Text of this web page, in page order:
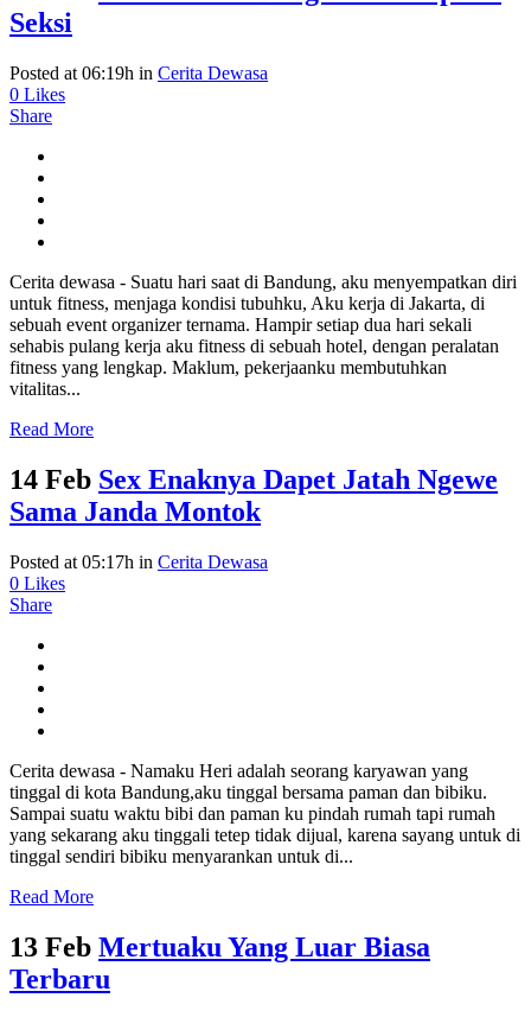
Seksi
Posted at 06:19h in Cerita Dewasa
0 Likes
Share
Cerita dewasa - Suatu hari saat di Bandung, aku menyempatkan diri
untuk fitness, menjaga kondisi tubuhku, Aku kerja di Jakarta, di
sebuah event organizer ternama. Hampir setiap dua hari sekali
sehabis pulang kerja aku fitness di sebuah hotel, dengan peralatan
fitness yang lengkap. Maklum, pekerjaanku membutuhkan
vitalitas...
Read More
14 Feb Sex Enaknya Dapet Jatah Ngewe
Sama Janda Montok
Posted at 05:17h in Cerita Dewasa
0 Likes
Share
Cerita dewasa - Namaku Heri adalah seorang karyawan yang
tinggal di kota Bandung,aku tinggal bersama paman dan bibiku.
Sampai suatu waktu bibi dan paman ku pindah rumah tapi rumah
yang sekarang aku tinggali tetep tidak dijual, karena sayang untuk di
tinggal sendiri bibiku menyarankan untuk di...
Read More
13 Feb Mertuaku Yang Luar Biasa
Terbaru